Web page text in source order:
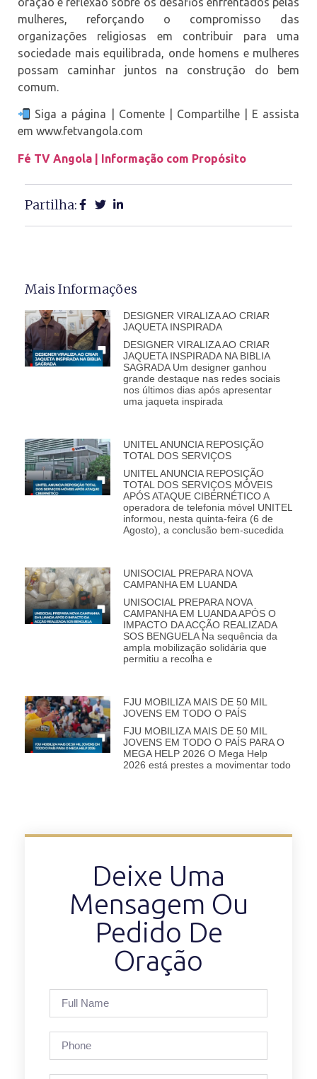
mulheres, reforçando o compromisso das
organizações religiosas em contribuir para uma
sociedade mais equilibrada, onde homens e mulheres
possam caminhar juntos na construção do bem
comum.
Siga a página | Comente | Compartilhe | E assista
em www.fetvangola.com
Fé TV Angola | Informação com Propósito
Partilha:
Mais Informações
DESIGNER VIRALIZA AO CRIAR
JAQUETA INSPIRADA
DESIGNER VIRALIZA AO CRIAR
JAQUETA INSPIRADA NA BIBLIA
SAGRADA Um designer ganhou
grande destaque nas redes sociais
nos últimos dias após apresentar
uma jaqueta inspirada
UNITEL ANUNCIA REPOSIÇÃO
TOTAL DOS SERVIÇOS
UNITEL ANUNCIA REPOSIÇÃO
TOTAL DOS SERVIÇOS MÓVEIS
APÓS ATAQUE CIBERNÉTICO A
operadora de telefonia móvel UNITEL
informou, nesta quinta-feira (6 de
Agosto), a conclusão bem-sucedida
UNISOCIAL PREPARA NOVA
CAMPANHA EM LUANDA
UNISOCIAL PREPARA NOVA
CAMPANHA EM LUANDA APÓS O
IMPACTO DA ACÇÃO REALIZADA
SOS BENGUELA Na sequência da
ampla mobilização solidária que
permitiu a recolha e
FJU MOBILIZA MAIS DE 50 MIL
JOVENS EM TODO O PAÍS
FJU MOBILIZA MAIS DE 50 MIL
JOVENS EM TODO O PAÍS PARA O
MEGA HELP 2026 O Mega Help
2026 está prestes a movimentar todo
Deixe Uma
Mensagem Ou
Pedido De
Oração